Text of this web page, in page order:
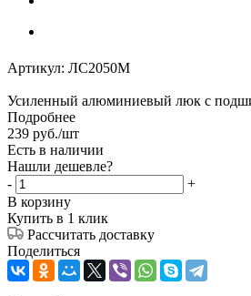
Артикул: ЛС2050М
Усиленный алюминиевый люк с
Подробнее
239 руб./шт
Есть в наличии
Нашли дешевле?
-
+
В корзину
Купить в 1 клик
Рассчитать доставку
Поделиться